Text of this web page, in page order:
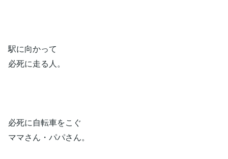
駅に向かって
必死に走る人。
必死に自転車をこぐ
ママさん・パパさん。